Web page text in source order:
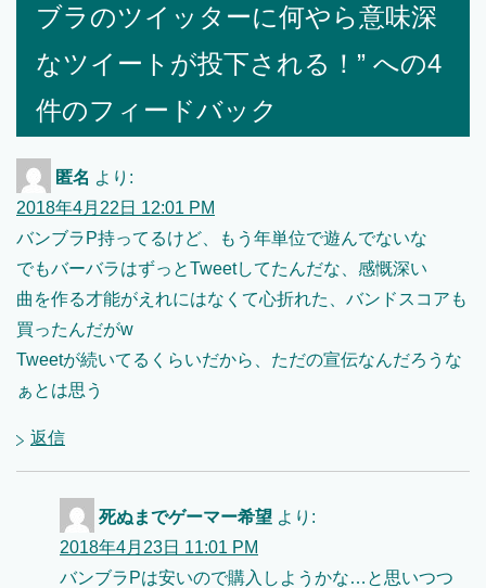
ブラのツイッターに何やら意味深
なツイートが投下される！” への4
件のフィードバック
匿名 より:
2018年4月22日 12:01 PM
バンブラP持ってるけど、もう年単位で遊んでないな
でもバーバラはずっとTweetしてたんだな、感慨深い
曲を作る才能がえれにはなくて心折れた、バンドスコアも
買ったんだがw
Tweetが続いてるくらいだから、ただの宣伝なんだろうな
ぁとは思う
返信
死ぬまでゲーマー希望 より:
2018年4月23日 11:01 PM
バンブラPは安いので購入しようかな…と思いつつ